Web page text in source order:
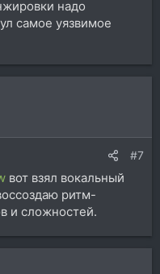
надо
самое уязвимое
#7
вот взял вокальный
ритм-
и сложностей.